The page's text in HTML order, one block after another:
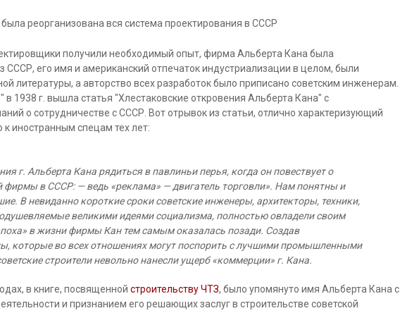
была реорганизована вся система проектирования в СССР
получили необходимый опыт, фирма Альберта Кана была
СССР, его имя и американский отпечаток индустриализации в целом, были
литературы, а авторство всех разработок было приписано советским инженерам.
1938 г. вышла статья "Хлестаковские откровения Альберта Кана" с
о сотрудничестве с СССР. Вот отрывок из статьи, отлично характеризующий
иностранным спецам тех лет:
г. Альберта Кана рядиться в павлиньи перья, когда он повествует о
фирмы в СССР: — ведь «реклама» — двигатель торговли». Нам понятны и
В невиданно короткие сроки советские инженеры, архитекторы, техники,
великими идеями социализма, полностью овладели своим
в жизни фирмы Кан тем самым оказалась позади. Создав
которые во всех отношениях могут поспорить с лучшими промышленными
строители невольно нанесли ущерб «коммерции» г. Кана.
в книге, посвященной строительству ЧТЗ, было упомянуто имя Альберта Кана с
и признанием его решающих заслуг в строительстве советской